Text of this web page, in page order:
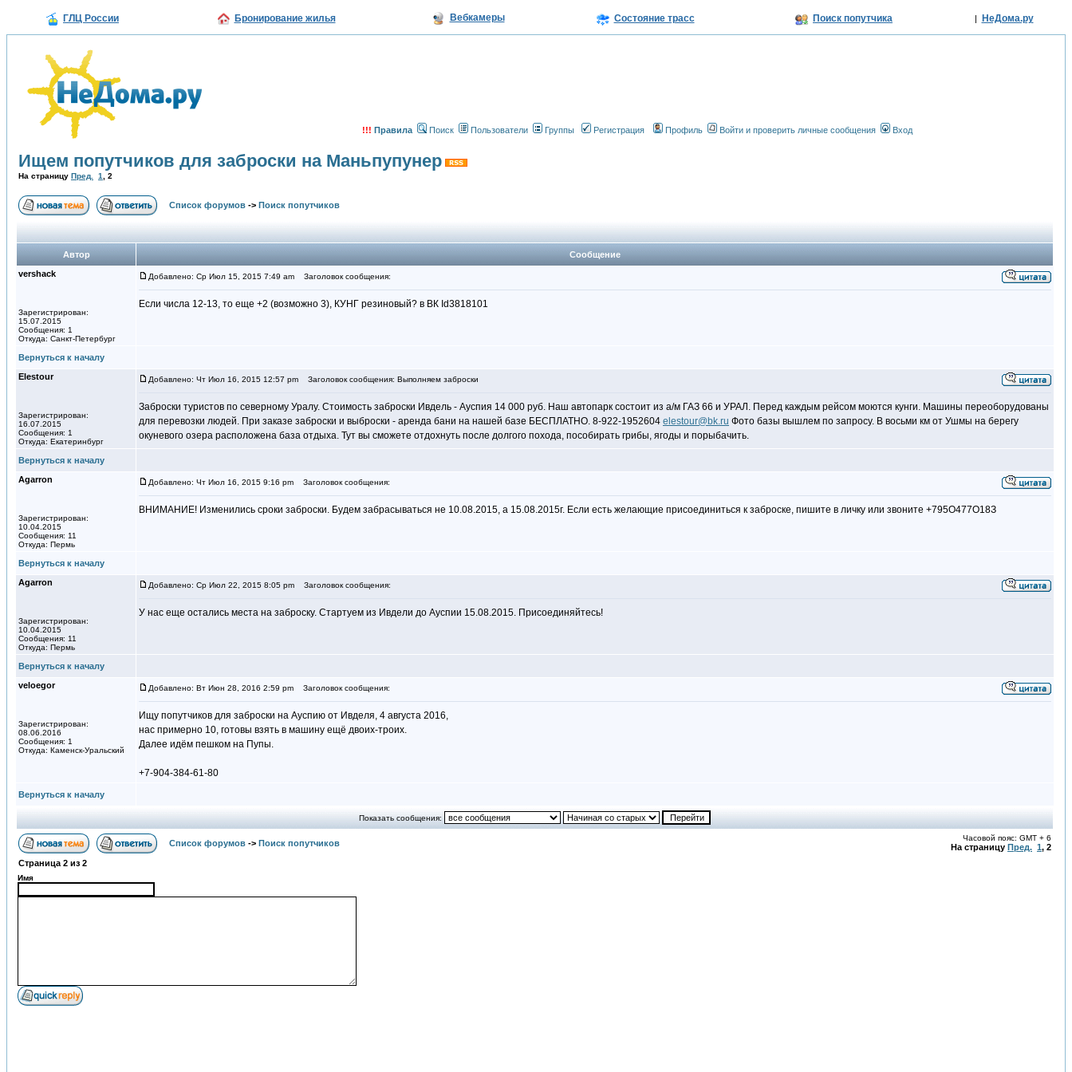
ГЛЦ России Бронирование жилья Вебкамеры Состояние трасс Поиск попутчика | НеДома.ру
!!! Правила Поиск Пользователи Группы Регистрация Профиль Войти и проверить личные сообщения Вход
Ищем попутчиков для заброски на Маньпупунер
На страницу Пред. 1 2
Список форумов -> Поиск попутчиков
Автор
Сообщение
vershack
Зарегистрирован:
15.07.2015
Сообщения: 1
Откуда: Санкт-Петербург
Добавлено: Ср Июл 15, 2015 7:49 am Заголовок сообщения:
Если числа 12-13, то еще +2 (возможно 3), КУНГ резиновый? в ВК Id3818101
Вернуться к началу
Elestour
Зарегистрирован:
16.07.2015
Сообщения: 1
Откуда: Екатеринбург
Добавлено: Чт Июл 16, 2015 12:57 pm Заголовок сообщения: Выполняем заброски
Заброски туристов по северному Уралу. Стоимость заброски Ивдель - Ауспия 14 000 руб. Наш автопарк состоит из а/м ГАЗ 66 и УРАЛ. Перед каждым рейсом моются кунги. Машины переоборудованы
для перевозки людей. При заказе заброски и выброски - аренда бани на нашей базе БЕСПЛАТНО. 8-922-1952604 elestour@bk.ru Фото базы вышлем по запросу. В восьми км от Ушмы на берегу
окуневого озера расположена база отдыха. Тут вы сможете отдохнуть после долгого похода, пособирать грибы, ягоды и порыбачить.
Вернуться к началу
Agarron
Зарегистрирован:
10.04.2015
Сообщения: 11
Откуда: Пермь
Добавлено: Чт Июл 16, 2015 9:16 pm Заголовок сообщения:
ВНИМАНИЕ! Изменились сроки заброски. Будем забрасываться не 10.08.2015, а 15.08.2015г. Если есть желающие присоединиться к заброске, пишите в личку или звоните +795О477О18З
Вернуться к началу
Agarron
Зарегистрирован:
10.04.2015
Сообщения: 11
Откуда: Пермь
Добавлено: Ср Июл 22, 2015 8:05 pm Заголовок сообщения:
У нас еще остались места на заброску. Стартуем из Ивдели до Ауспии 15.08.2015. Присоединяйтесь!
Вернуться к началу
veloegor
Зарегистрирован:
08.06.2016
Сообщения: 1
Откуда: Каменск-Уральский
Добавлено: Вт Июн 28, 2016 2:59 pm Заголовок сообщения:
Ищу попутчиков для заброски на Ауспию от Ивделя, 4 августа 2016,
нас примерно 10, готовы взять в машину ещё двоих-троих.
Далее идём пешком на Пупы.
+7-904-384-61-80
Вернуться к началу
Показать сообщения:
Список форумов -> Поиск попутчиков
Часовой пояс: GMT + 6
На страницу Пред. 1, 2
Страница 2 из 2
Имя